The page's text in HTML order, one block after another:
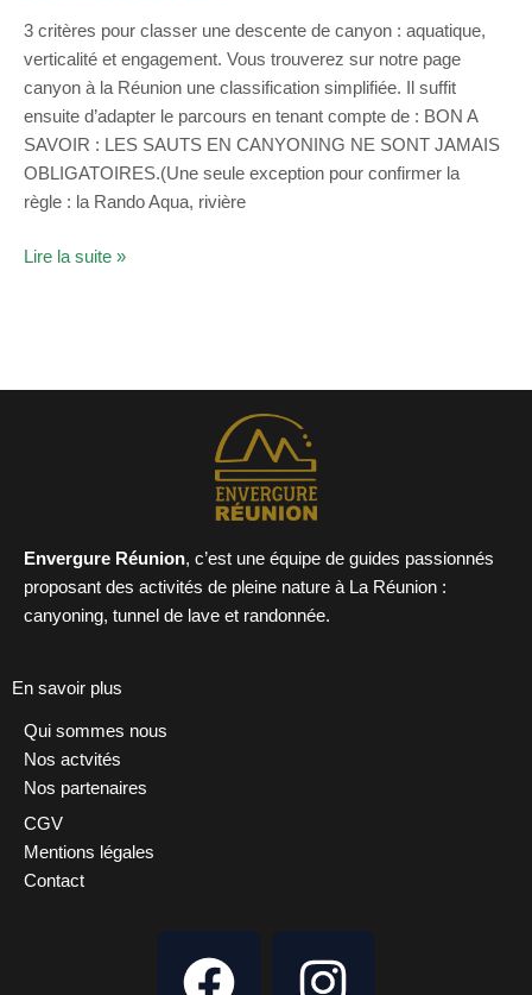
3 critères pour classer une descente de canyon : aquatique,
verticalité et engagement. Vous trouverez sur notre page
canyon à la Réunion une classification simplifiée. Il suffit
ensuite d’adapter le parcours en tenant compte de : BON A
SAVOIR : LES SAUTS EN CANYONING NE SONT JAMAIS
OBLIGATOIRES.(Une seule exception pour confirmer la
règle : la Rando Aqua, rivière
Lire la suite »
Envergure Réunion, c’est une équipe de guides passionnés
proposant des activités de pleine nature à La Réunion :
canyoning, tunnel de lave et randonnée.
En savoir plus
Qui sommes nous
Nos actvités
Nos partenaires
CGV
Mentions légales
Contact
F
I